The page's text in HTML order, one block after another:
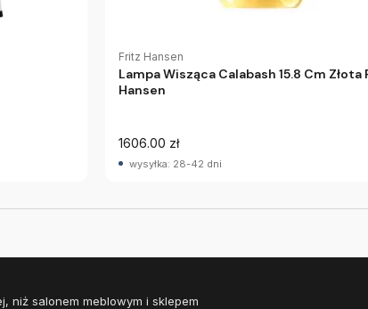
Fritz Hansen
Lampa Wisząca Calabash 15.8 Cm Złota
Hansen
1606.00 zł
wysyłka: 28-42 dni
niż salonem meblowym i sklepem